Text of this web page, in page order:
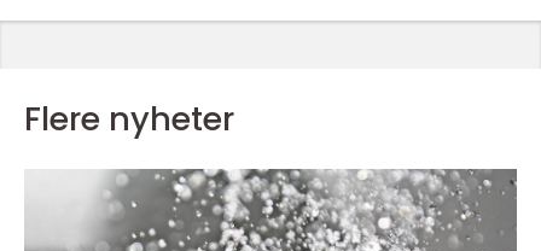
Flere nyheter